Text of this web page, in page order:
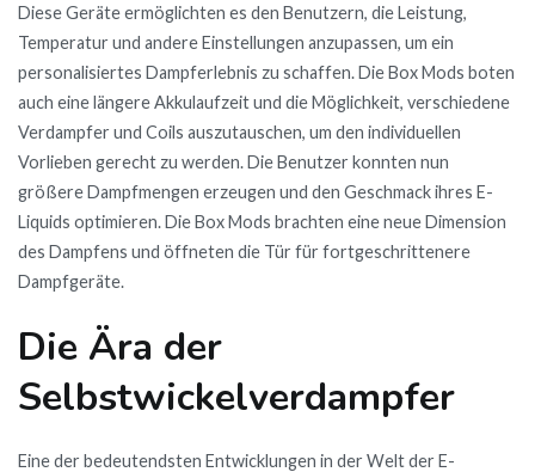
Diese Geräte ermöglichten es den Benutzern, die Leistung,
Temperatur und andere Einstellungen anzupassen, um ein
personalisiertes Dampferlebnis zu schaffen. Die Box Mods boten
auch eine längere Akkulaufzeit und die Möglichkeit, verschiedene
Verdampfer und Coils auszutauschen, um den individuellen
Vorlieben gerecht zu werden. Die Benutzer konnten nun
größere Dampfmengen erzeugen und den Geschmack ihres E-
Liquids optimieren. Die Box Mods brachten eine neue Dimension
des Dampfens und öffneten die Tür für fortgeschrittenere
Dampfgeräte.
Die Ära der
Selbstwickelverdampfer
Eine der bedeutendsten Entwicklungen in der Welt der E-